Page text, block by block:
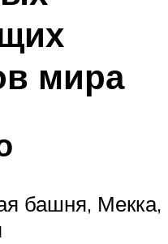
мира
башня, Мекка,